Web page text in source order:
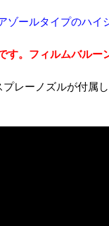
ゾールタイプのハイ
。フィルムバルー
レーノズルが付属